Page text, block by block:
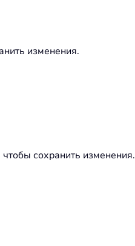
изменения.
сохранить изменения.